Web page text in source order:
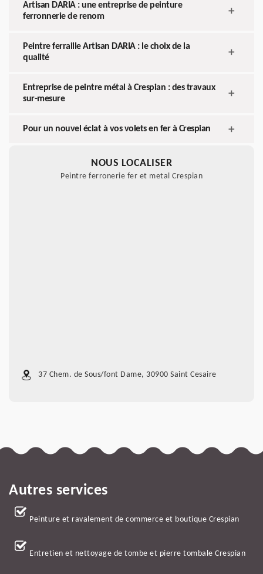
Artisan DARIA : une entreprise de peinture
ferronnerie de renom
Peintre ferraille Artisan DARIA : le choix de la
qualité
Entreprise de peintre métal à Crespian : des travaux
sur-mesure
Pour un nouvel éclat à vos volets en fer à Crespian
NOUS LOCALISER
Peintre ferronerie fer et metal Crespian
37 Chem. de Sous/font Dame, 30900 Saint Cesaire
Autres services
Peinture et ravalement de commerce et boutique Crespian
Entretien et nettoyage de tombe et pierre tombale Crespian